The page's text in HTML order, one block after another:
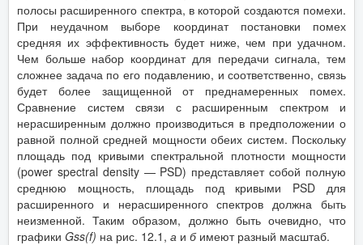
полосы расширенного спектра, в которой создаются помехи.
При неудачном выборе координат постановки помех
средняя их эффективность будет ниже, чем при удачном.
Чем больше набор координат для передачи сигнала, тем
сложнее задача по его подавлению, и соответственно, связь
будет более защищенной от преднамеренных помех.
Сравнение систем связи с расширенным спектром и
нерасширенным должно производиться в предположении о
равной полной средней мощности обеих систем. Поскольку
площадь под кривыми спектральной плотности мощности
(power spectral density — PSD) представляет собой полную
среднюю мощность, площадь под кривыми PSD для
расширенного и нерасширенного спектров должна быть
неизменной. Таким образом, должно быть очевидно, что
графики Gss(f) на рис. 12.1, а и б имеют разный масштаб.